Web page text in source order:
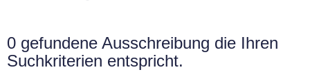
0 gefundene Ausschreibung die Ihren
Suchkriterien entspricht.